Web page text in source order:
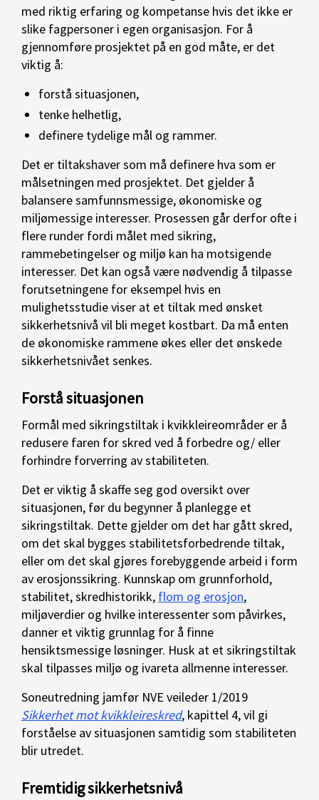
med riktig erfaring og kompetanse hvis det ikke er
slike fagpersoner i egen organisasjon. For å
gjennomføre prosjektet på en god måte, er det
viktig å:
forstå situasjonen,
tenke helhetlig,
definere tydelige mål og rammer.
Det er tiltakshaver som må definere hva som er
målsetningen med prosjektet. Det gjelder å
balansere samfunnsmessige, økonomiske og
miljømessige interesser. Prosessen går derfor ofte i
flere runder fordi målet med sikring,
rammebetingelser og miljø kan ha motsigende
interesser. Det kan også være nødvendig å tilpasse
forutsetningene for eksempel hvis en
mulighetsstudie viser at et tiltak med ønsket
sikkerhetsnivå vil bli meget kostbart. Da må enten
de økonomiske rammene økes eller det ønskede
sikkerhetsnivået senkes.
Forstå situasjonen
Formål med sikringstiltak i kvikkleireområder er å
redusere faren for skred ved å forbedre og/ eller
forhindre forverring av stabiliteten.
Det er viktig å skaffe seg god oversikt over
situasjonen, før du begynner å planlegge et
sikringstiltak. Dette gjelder om det har gått skred,
om det skal bygges stabilitetsforbedrende tiltak,
eller om det skal gjøres forebyggende arbeid i form
av erosjonssikring. Kunnskap om grunnforhold,
stabilitet, skredhistorikk, flom og erosjon,
miljøverdier og hvilke interessenter som påvirkes,
danner et viktig grunnlag for å finne
hensiktsmessige løsninger. Husk at et sikringstiltak
skal tilpasses miljø og ivareta allmenne interesser.
Soneutredning jamfør NVE veileder 1/2019
Sikkerhet mot kvikkleireskred, kapittel 4, vil gi
forståelse av situasjonen samtidig som stabiliteten
blir utredet.
Fremtidig sikkerhetsnivå